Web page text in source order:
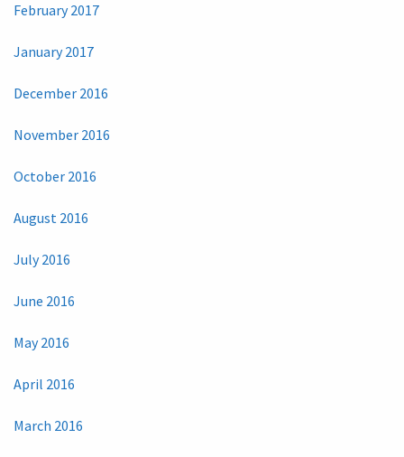
February 2017
January 2017
December 2016
November 2016
October 2016
August 2016
July 2016
June 2016
May 2016
April 2016
March 2016